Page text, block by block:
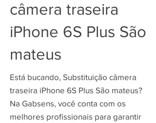
câmera traseira
iPhone 6S Plus São
mateus
Está bucando, Substituição câmera
traseira iPhone 6S Plus São mateus?
Na Gabsens, você conta com os
melhores profissionais para garantir